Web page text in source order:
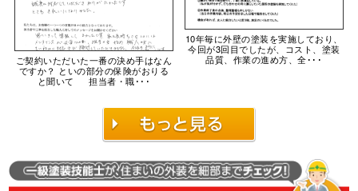
ご契約いただいた一番の決め手はなん
ですか？ といの部分の保険がおりる
と聞いて 担当者・職･･･
10年毎に外壁の塗装を実施しており、
今回が3回目でしたが、コスト、塗装
品質、作業の進め方、全･･･